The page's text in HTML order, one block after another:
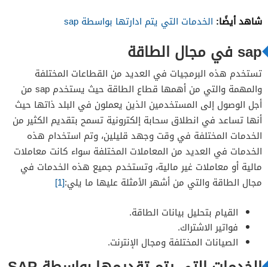
شاهد أيضًا: الخدمات التي يتم ادارتها بواسطة sap
sap في مجال الطاقة
تستخدم هذه البرمجيات في العديد من القطاعات المختلفة
والمهمة والتي من أهمها قطاع الطاقة حيث يستخدم sap من
أجل الوصول إلى المستخدمين الذين يعملون في البلد ذاتها حيث
أنها تساعد في انطلاق سحابة إلكترونية تسمح بتقديم الكثير من
الخدمات المختلفة في وقت وجهد قليلين، وتم استخدام هذه
الخدمات في العديد من المعاملات المختلفة سواء كانت معاملات
مالية أو معاملات غير مالية، وتستخدم جميع هذه الخدمات في
مجال الطاقة والتي من أشهر الأمثلة عليها ما يلي:[1]
القيام بتحليل بيانات الطاقة.
فواتير الاشتراك.
الصيانات المختلفة ومجال الإنترنت.